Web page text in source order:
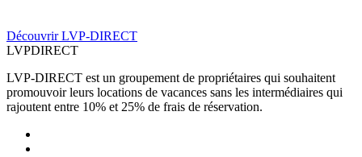
Découvrir LVP-DIRECT
LVPDIRECT
LVP-DIRECT est un groupement de propriétaires qui souhaitent
promouvoir leurs locations de vacances sans les intermédiaires qui
rajoutent entre 10% et 25% de frais de réservation.